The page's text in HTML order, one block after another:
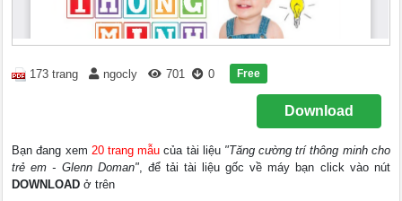
173 trang ngocly 701 0 Free
Download
Bạn đang xem 20 trang mẫu của tài liệu "Tăng cường trí thông minh cho
trẻ em - Glenn Doman", để tải tài liệu gốc về máy bạn click vào nút
DOWNLOAD ở trên